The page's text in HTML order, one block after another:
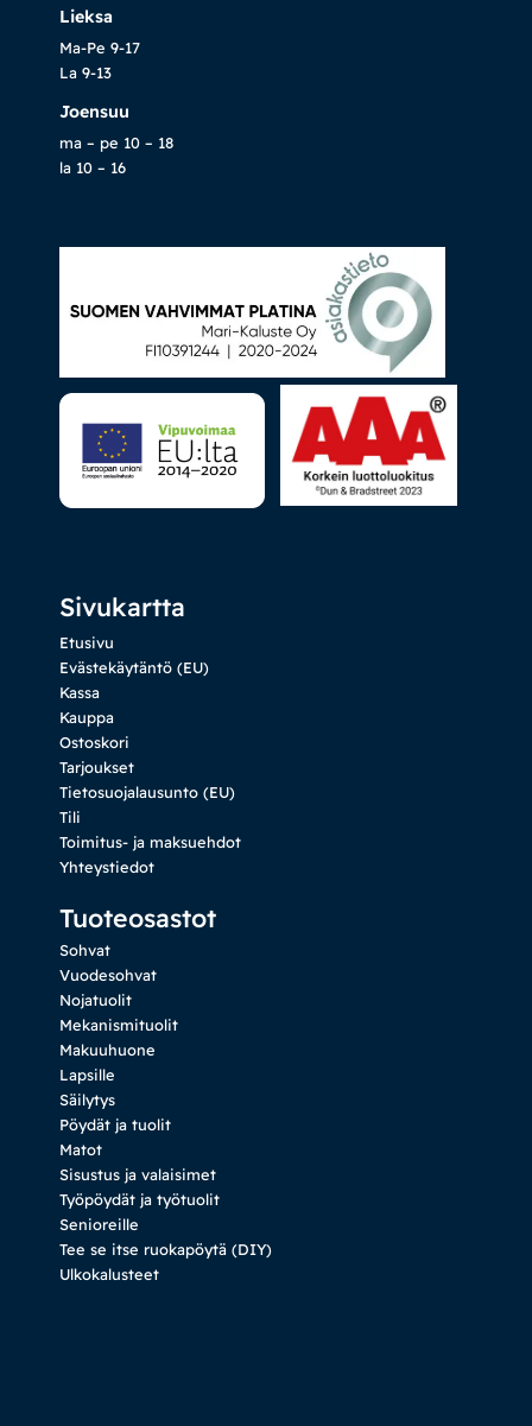
Lieksa
Ma-Pe 9-17
La 9-13
Joensuu
ma – pe 10 – 18
la 10 – 16
Sivukartta
Etusivu
Evästekäytäntö (EU)
Kassa
Kauppa
Ostoskori
Tarjoukset
Tietosuojalausunto (EU)
Tili
Toimitus- ja maksuehdot
Yhteystiedot
Tuoteosastot
Sohvat
Vuodesohvat
Nojatuolit
Mekanismituolit
Makuuhuone
Lapsille
Säilytys
Pöydät ja tuolit
Matot
Sisustus ja valaisimet
Työpöydät ja työtuolit
Senioreille
Tee se itse ruokapöytä (DIY)
Ulkokalusteet